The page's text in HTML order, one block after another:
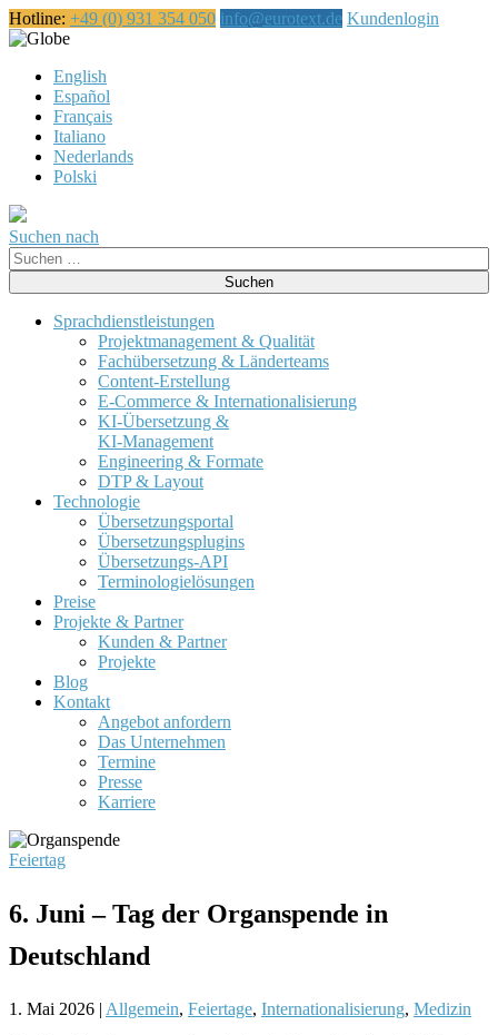
Hotline: +49 (0) 931 354 050 info@eurotext.de Kundenlogin
English
Español
Français
Italiano
Nederlands
Polski
Suchen nach
Suche
nach:
Sprachdienstleistungen
Projektmanagement & Qualität
Fachübersetzung & Länderteams
Content-Erstellung
E-Commerce & Internationalisierung
KI-Übersetzung &
KI-Management
Engineering & Formate
DTP & Layout
Technologie
Übersetzungsportal
Übersetzungsplugins
Übersetzungs-API
Terminologielösungen
Preise
Projekte & Partner
Kunden & Partner
Projekte
Blog
Kontakt
Angebot anfordern
Das Unternehmen
Termine
Presse
Karriere
Feiertag
6. Juni – Tag der Organspende in
Deutschland
1. Mai 2026 | Allgemein, Feiertage, Internationalisierung, Medizin